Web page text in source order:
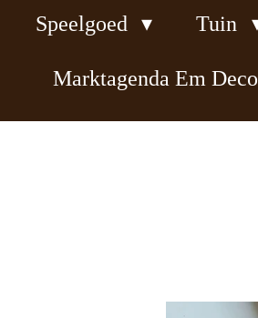
Speelgoed Tuin
Marktagenda Em Deco